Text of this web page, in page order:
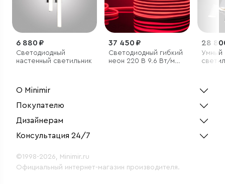
6 880 ₽
Светодиодный
настенный светильник
37 450 ₽
Светодиодный гибкий
неон 220 В 9.6 Вт/м
28
Умный
О Minimir
Покупателю
Дизайнерам
Консультация 24/7
©1998-2026, Minimir.ru
Официальный интернет-магазин производителя.